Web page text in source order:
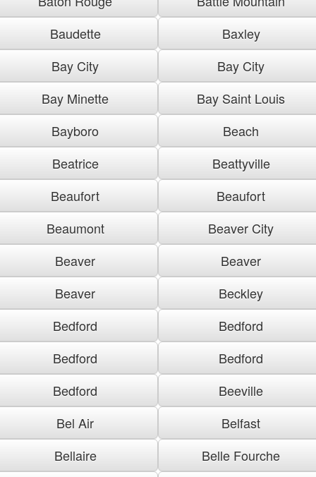
Baudette
Baxley
Bay City
Bay City
Bay Minette
Bay Saint Louis
Bayboro
Beach
Beatrice
Beattyville
Beaufort
Beaufort
Beaumont
Beaver City
Beaver
Beaver
Beaver
Beckley
Bedford
Bedford
Bedford
Bedford
Bedford
Beeville
Bel Air
Belfast
Bellaire
Belle Fourche